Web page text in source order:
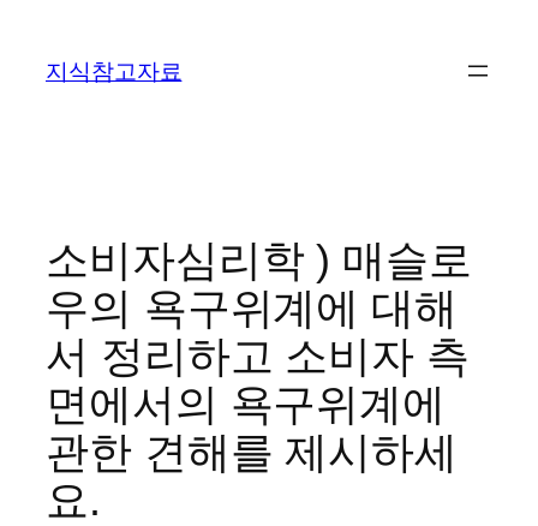
지식참고자료
소비자심리학 ) 매슬로
우의 욕구위계에 대해
서 정리하고 소비자 측
면에서의 욕구위계에
관한 견해를 제시하세
요.